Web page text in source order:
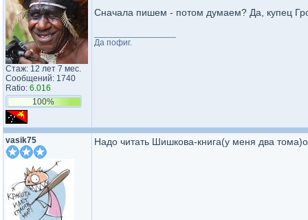
Стаж: 12 лет 7 мес.
Сообщений: 1740
Ratio: 6.016
100%
Сначала пишем - потом думаем? Да, купец
Да пофиг.
vasik75 Надо читать Шишкова-книга(у меня два